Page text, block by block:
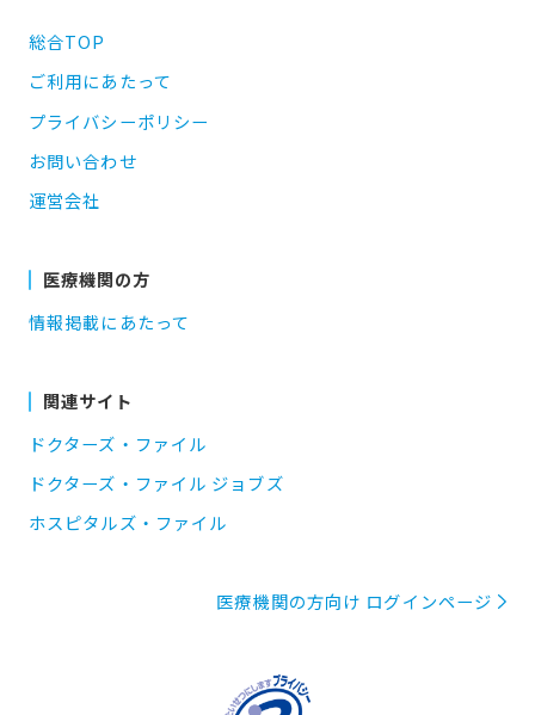
総合TOP
ご利用にあたって
プライバシーポリシー
お問い合わせ
運営会社
医療機関の方
情報掲載にあたって
関連サイト
ドクターズ・ファイル
ドクターズ・ファイル ジョブズ
ホスピタルズ・ファイル
医療機関の方向け ログインページ